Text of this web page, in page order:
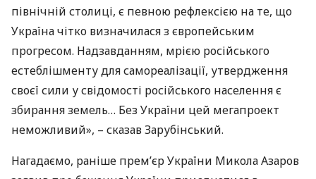
північній столиці, є певною рефлексією на те, що
Україна чітко визначилася з європейським
прогресом. Надзавданням, мрією російського
естеблішменту для самореалізації, утвердження
своєї сили у свідомості російського населення є
збирання земель… Без України цей мегапроект
неможливий», – сказав Зарубінський.
Нагадаємо, раніше прем’єр України Микола Азаров